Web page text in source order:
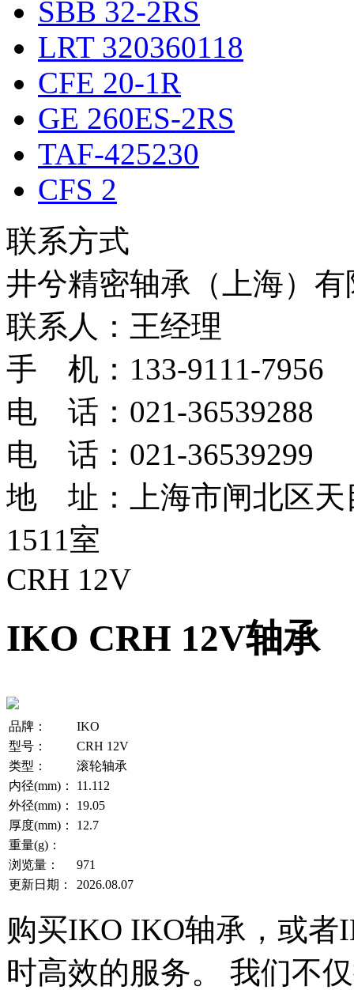
SBB 32-2RS
LRT 320360118
CFE 20-1R
GE 260ES-2RS
TAF-425230
CFS 2
联系方式
井兮精密轴承（上海）有
联系人：王经理
手 机：133-9111-7956
电 话：021-36539288
电 话：021-36539299
地 址：上海市闸北区天
1511室
CRH 12V
IKO CRH 12V轴承
品牌：
IKO
型号：
CRH 12V
类型：
滚轮轴承
内径(mm)：
11.112
外径(mm)：
19.05
厚度(mm)：
12.7
重量(g)：
浏览量：
971
更新日期：
2026.08.07
购买IKO IKO轴承，或者
时高效的服务。 我们不